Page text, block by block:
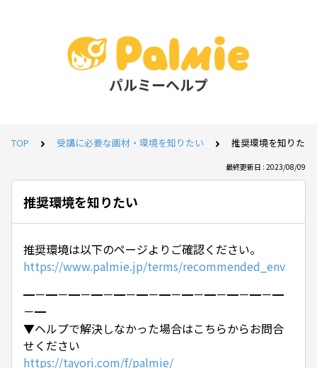
パルミーヘルプ
TOP 受講に必要な画材・環境を知りたい 推奨環境を知りたい
最終更新日 : 2023/08/09
推奨環境を知りたい
推奨環境は以下のページよりご確認ください。
https://www.palmie.jp/terms/recommended_env
━－━－━－━－━－━－━－━－━－━－━－━
－━
▼ヘルプで解決しなかった場合はこちらからお問合
せください
https://tayori.com/f/palmie/